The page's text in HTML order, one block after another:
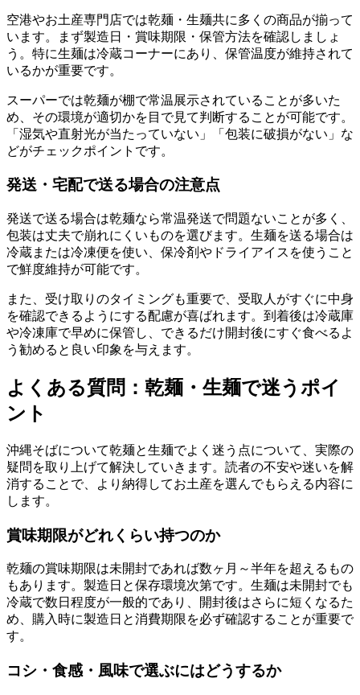
空港やお土産専門店では乾麺・生麺共に多くの商品が揃って
います。まず製造日・賞味期限・保管方法を確認しましょ
う。特に生麺は冷蔵コーナーにあり、保管温度が維持されて
いるかが重要です。
スーパーでは乾麺が棚で常温展示されていることが多いた
め、その環境が適切かを目で見て判断することが可能です。
「湿気や直射光が当たっていない」「包装に破損がない」な
どがチェックポイントです。
発送・宅配で送る場合の注意点
発送で送る場合は乾麺なら常温発送で問題ないことが多く、
包装は丈夫で崩れにくいものを選びます。生麺を送る場合は
冷蔵または冷凍便を使い、保冷剤やドライアイスを使うこと
で鮮度維持が可能です。
また、受け取りのタイミングも重要で、受取人がすぐに中身
を確認できるようにする配慮が喜ばれます。到着後は冷蔵庫
や冷凍庫で早めに保管し、できるだけ開封後にすぐ食べるよ
う勧めると良い印象を与えます。
よくある質問：乾麺・生麺で迷うポイ
ント
沖縄そばについて乾麺と生麺でよく迷う点について、実際の
疑問を取り上げて解決していきます。読者の不安や迷いを解
消することで、より納得してお土産を選んでもらえる内容に
します。
賞味期限がどれくらい持つのか
乾麺の賞味期限は未開封であれば数ヶ月～半年を超えるもの
もあります。製造日と保存環境次第です。生麺は未開封でも
冷蔵で数日程度が一般的であり、開封後はさらに短くなるた
め、購入時に製造日と消費期限を必ず確認することが重要で
す。
コシ・食感・風味で選ぶにはどうするか